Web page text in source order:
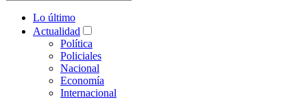
Lo último
Actualidad
Política
Policiales
Nacional
Economía
Internacional